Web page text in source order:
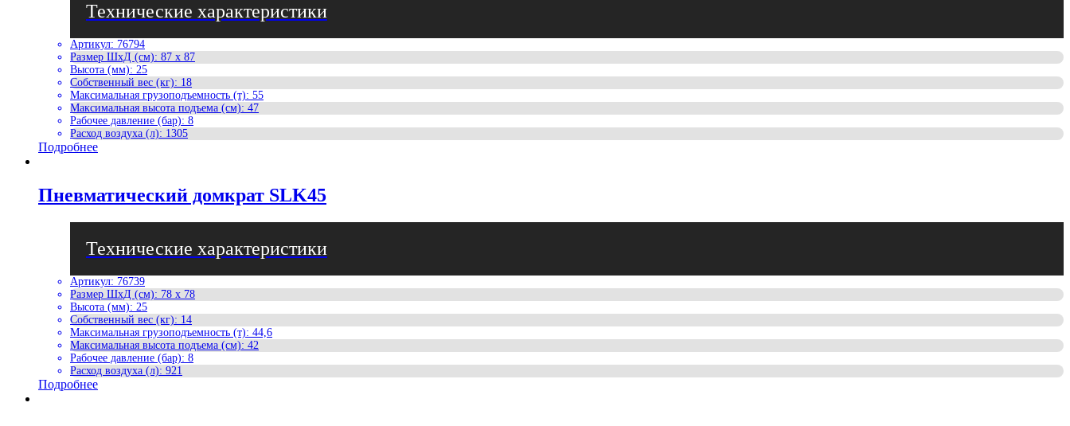
Артикул: 76794
Размер ШхД (см): 87 x 87
Высота (мм): 25
Собственный вес (кг): 18
Максимальная грузоподъемность (т): 55
Максимальная высота подъема (см): 47
Рабочее давление (бар): 8
Расход воздуха (л): 1305
Подробнее
Пневматический домкрат SLK45
Артикул: 76739
Размер ШхД (см): 78 x 78
Высота (мм): 25
Собственный вес (кг): 14
Максимальная грузоподъемность (т): 44,6
Максимальная высота подъема (см): 42
Рабочее давление (бар): 8
Расход воздуха (л): 921
Подробнее